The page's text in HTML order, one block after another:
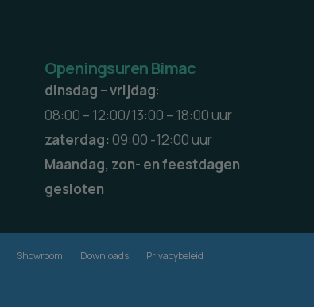
Openingsuren Bimac
dinsdag – vrijdag:
08:00 – 12:00/13:00 – 18:00 uur
zaterdag: 09:00 -12:00 uur
Maandag, zon- en feestdagen
gesloten
Showroom Downloads
Privacybeleid